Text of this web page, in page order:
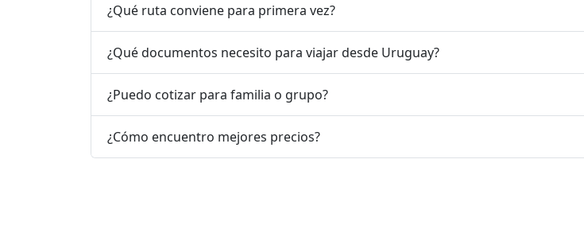
¿Qué ruta conviene para primera vez?
¿Qué documentos necesito para viajar desde Uruguay?
¿Puedo cotizar para familia o grupo?
¿Cómo encuentro mejores precios?